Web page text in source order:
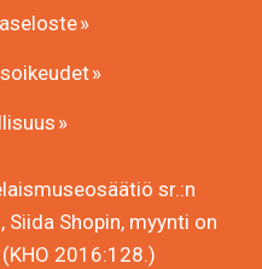
sr.:n
Shopin, myynti on
2016:128.)